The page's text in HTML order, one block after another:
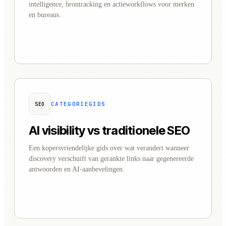
intelligence, brontracking en actieworkflows voor merken
en bureaus.
SEO CATEGORIEGIDS
AI visibility vs traditionele SEO
Een kopersvriendelijke gids over wat verandert wanneer
discovery verschuift van gerankte links naar gegenereerde
antwoorden en AI-aanbevelingen.